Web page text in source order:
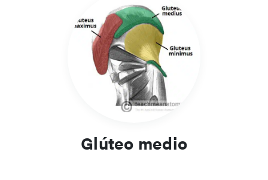
Glúteo medio